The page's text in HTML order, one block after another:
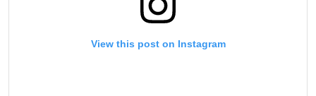
View this post on Instagram